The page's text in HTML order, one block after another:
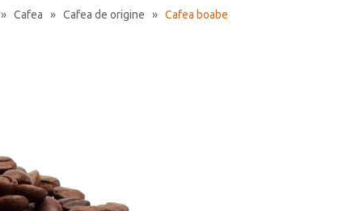
» Cafea » Cafea de origine » Cafea boabe